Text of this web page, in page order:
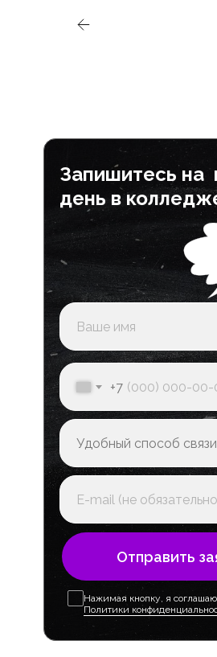
Запишитесь на
день в
+7
Отправить
Нажимая кнопку, я
Политики